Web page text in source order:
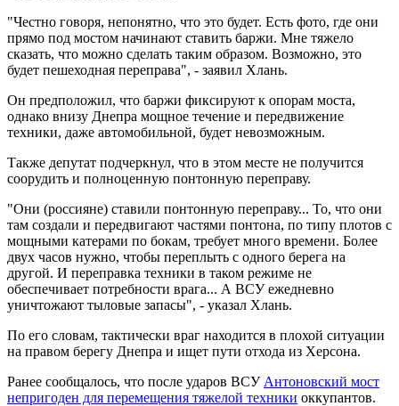
"Честно говоря, непонятно, что это будет. Есть фото, где они
прямо под мостом начинают ставить баржи. Мне тяжело
сказать, что можно сделать таким образом. Возможно, это
будет пешеходная переправа", - заявил Хлань.
Он предположил, что баржи фиксируют к опорам моста,
однако внизу Днепра мощное течение и передвижение
техники, даже автомобильной, будет невозможным.
Также депутат подчеркнул, что в этом месте не получится
соорудить и полноценную понтонную переправу.
"Они (россияне) ставили понтонную переправу... То, что они
там создали и передвигают частями понтона, по типу плотов с
мощными катерами по бокам, требует много времени. Более
двух часов нужно, чтобы переплыть с одного берега на
другой. И переправка техники в таком режиме не
обеспечивает потребности врага... А ВСУ ежедневно
уничтожают тыловые запасы", - указал Хлань.
По его словам, тактически враг находится в плохой ситуации
на правом берегу Днепра и ищет пути отхода из Херсона.
Ранее сообщалось, что после ударов ВСУ Антоновский мост
непригоден для перемещения тяжелой техники оккупантов.